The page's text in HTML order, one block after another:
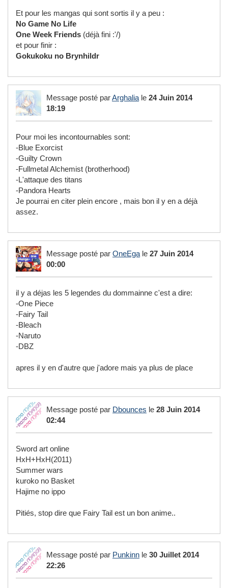
Et pour les mangas qui sont sortis il y a peu :
No Game No Life
One Week Friends (déjà fini :'/)
et pour finir :
Gokukoku no Brynhildr
Message posté parArghalia le 24 Juin 2014
18:19
Pour moi les incontournables sont:
-Blue Exorcist
-Guilty Crown
-Fullmetal Alchemist (brotherhood)
-L'attaque des titans
-Pandora Hearts
Je pourrai en citer plein encore , mais bon il y en a déjà
assez.
Message posté par OneEga le 27 Juin 2014
00:00
il y a déjas les 5 legendes du dommainne c'est a dire:
-One Piece
-Fairy Tail
-Bleach
-Naruto
-DBZ
apres il y en d'autre que j'adore mais ya plus de place
Message posté par Dbounces le 28 Juin 2014
02:44
Sword art online
HxH+HxH(2011)
Summer wars
kuroko no Basket
Hajime no ippo
Pitiés, stop dire que Fairy Tail est un bon anime..
Message posté par Punkinn le 30 Juillet 2014
22:26